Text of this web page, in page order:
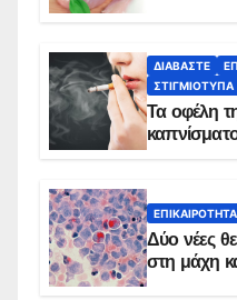
ΔΙΑΒΆΣΤΕ
ΣΤΙΓΜΙΌΤΥΠΑ
Τα οφέλη
ΕΠΙΚΑΙΡΌΤΗΤΑ
Δύο νέες
στη μάχη